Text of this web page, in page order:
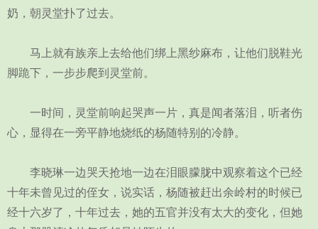
奶，朝灵堂扑了过去。
马上就有族亲上去给他们绑上黑纱麻布，让他们脱鞋光
脚跪下，一步步爬到灵堂前。
一时间，灵堂前响起哭声一片，真是闻者落泪，听者伤
心，显得在一旁平静地烧纸的杨随特别的冷静。
李晓琳一边哭天抢地一边在泪眼朦胧中观察着这个已经
十年未曾见过的侄女，说实话，杨随被赶出余岭村的时候已
经十六岁了，十年过去，她的五官并没有太大的变化，但她